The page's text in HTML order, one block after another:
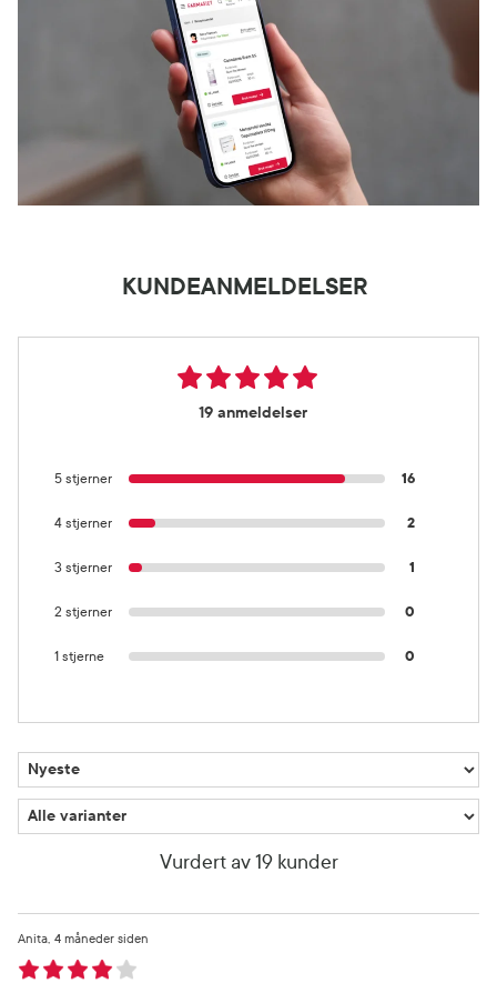
KUNDEANMELDELSER
19 anmeldelser
5 stjerner 16
4 stjerner 2
3 stjerner 1
2 stjerner 0
1 stjerne 0
Vurdert av 19 kunder
4 måneder siden
Anita